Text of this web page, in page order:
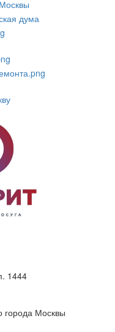
1444
города Москвы